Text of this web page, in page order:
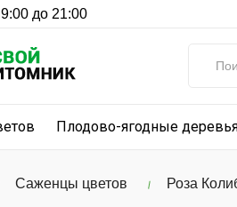
до 21:00
Плодово-ягодные
Саженцы цветов Роза